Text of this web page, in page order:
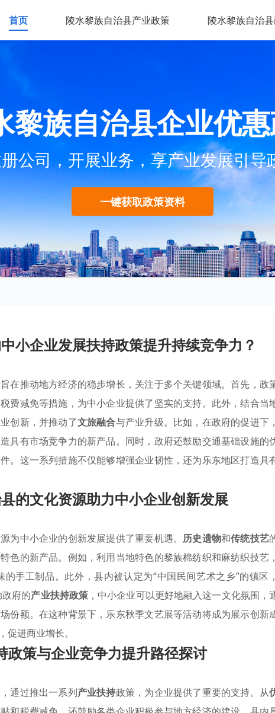
首页 陵水黎族自治县产业政策 陵水黎族自治
黎族自治县企业优
公司，开展业务，享产业发展引导
一键获取政策资料
小企业发展扶持政策提升持续竞争力？
在推动地方经济的稳步增长，关注于多个关键领域。首先，政
费减免等措施，为中小企业提供了坚实的支持。此外，结合当
创新，并推动了文旅融合与产业升级。比如，在政府的促进下，
具有市场竞争力的新产品。同时，政府还鼓励交通基础设施的
。这一系列措施不仅能够增强企业韧性，还为乐东地区打造具
的文化资源助力中小企业创新发展
为中小企业的创新发展提供了重要机遇。 历史遗物和传统技艺
色的新产品。例如，利用当地特色的黎族棉纺织和麻纺织技艺，
手工制品。此外，县内被认定为“中国民间艺术之乡”的镇区，
府的产业扶持政策 ，中小企业可以更好地融入这一文化氛围，
份额。在这种背景下，乐东秋季文艺展等活动将成为展示创新
进商业增长。
政策与企业竞争力提升路径探讨
通过推出一系列产业扶持政策，为企业提供了重要的支持。从